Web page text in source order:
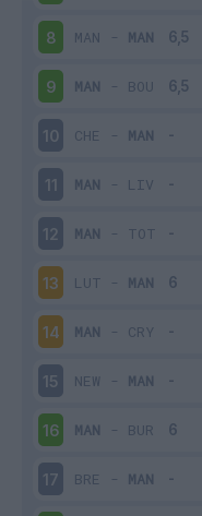
8 MAN - MAN
9 MAN - BOU
10 CHE - MAN
11 MAN - LIV
12 MAN - TOT
13 LUT - MAN
14 MAN - CRY
15 NEW - MAN
16 MAN - BUR
17 BRE - MAN